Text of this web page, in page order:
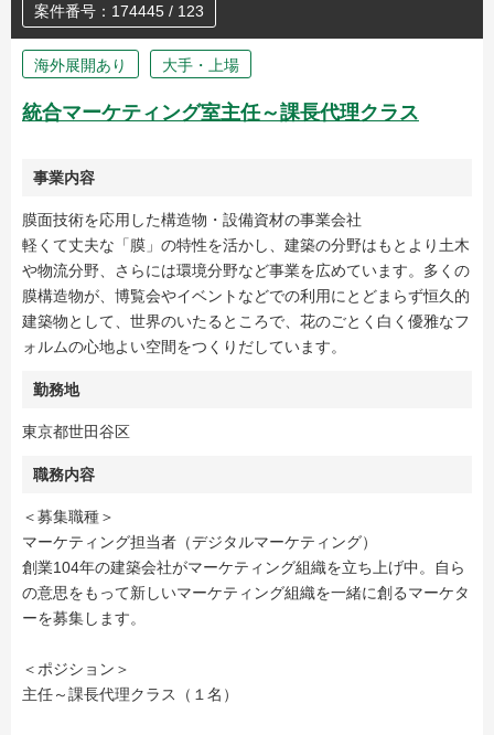
案件番号：174445 / 123
海外展開あり 大手・上場
統合マーケティング室主任～課長代理クラス
事業内容
膜面技術を応用した構造物・設備資材の事業会社
軽くて丈夫な「膜」の特性を活かし、建築の分野はもとより土木
や物流分野、さらには環境分野など事業を広めています。多くの
膜構造物が、博覧会やイベントなどでの利用にとどまらず恒久的
建築物として、世界のいたるところで、花のごとく白く優雅なフ
ォルムの心地よい空間をつくりだしています。
勤務地
東京都世田谷区
職務内容
＜募集職種＞
マーケティング担当者（デジタルマーケティング）
創業104年の建築会社がマーケティング組織を立ち上げ中。自ら
の意思をもって新しいマーケティング組織を一緒に創るマーケタ
ーを募集します。
＜ポジション＞
主任～課長代理クラス（１名）